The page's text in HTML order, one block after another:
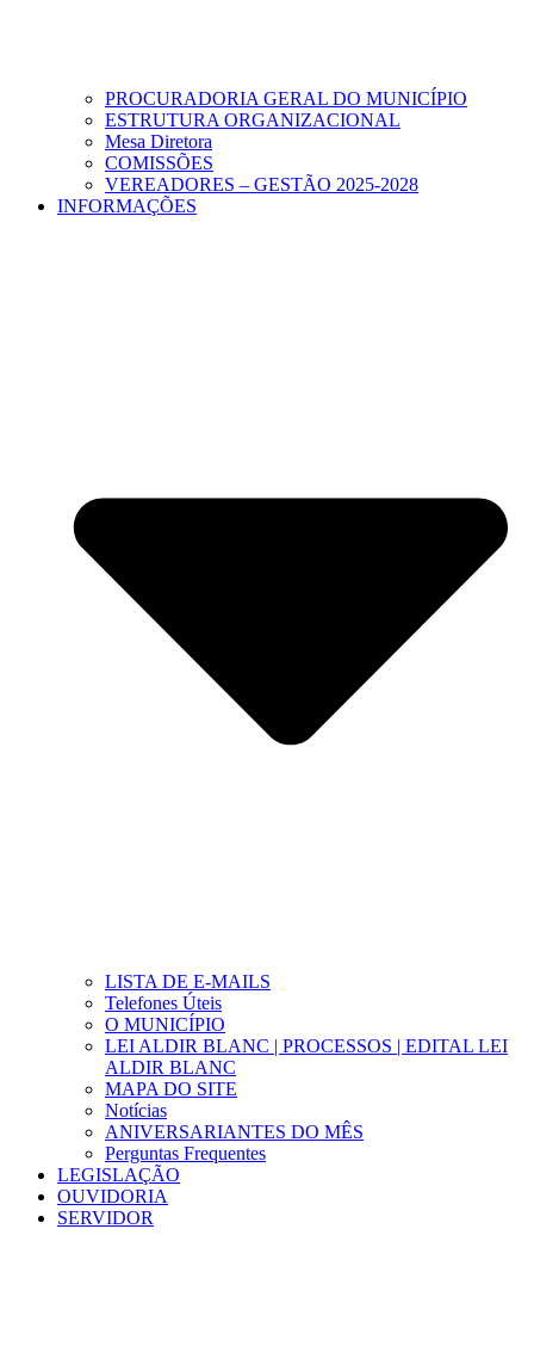
PROCURADORIA GERAL DO MUNICÍPIO
ESTRUTURA ORGANIZACIONAL
Mesa Diretora
COMISSÕES
VEREADORES – GESTÃO 2025-2028
INFORMAÇÕES
LISTA DE E-MAILS
Telefones Úteis
O MUNICÍPIO
LEI ALDIR BLANC | PROCESSOS | EDITAL LEI
ALDIR BLANC
MAPA DO SITE
Notícias
ANIVERSARIANTES DO MÊS
Perguntas Frequentes
LEGISLAÇÃO
OUVIDORIA
SERVIDOR